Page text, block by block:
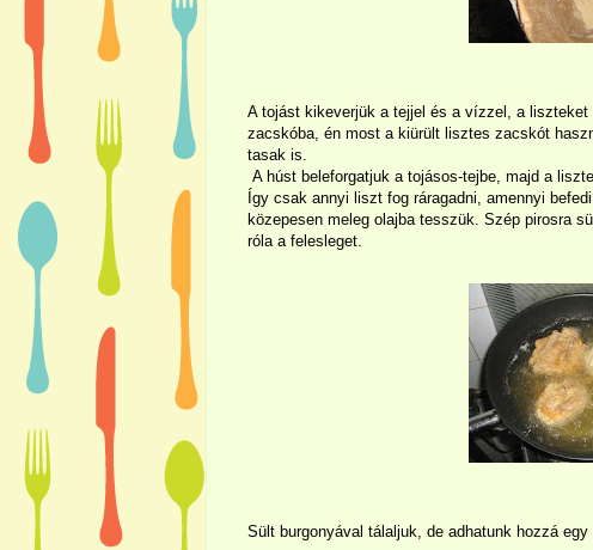
A tojást kikeverjük a tejjel és a vízzel, a
zacskóba, én most a kiürült lisztes zacskót
tasak is.
A húst beleforgatjuk a tojásos-tejbe, majd a
Így csak annyi liszt fog ráragadni, amennyi
közepesen meleg olajba tesszük. Szép pirosra
róla a felesleget.
Sült burgonyával tálaljuk, de adhatunk hozzá